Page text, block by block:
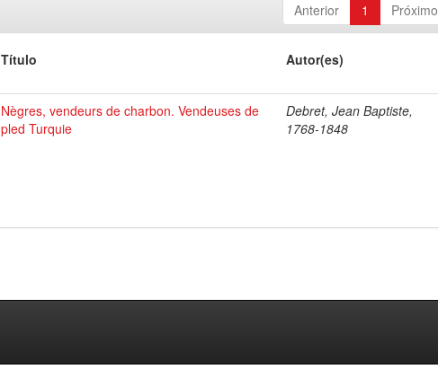
Anterior 1 Próximo
Título Autor(es)
Nègres, vendeurs de charbon. Vendeuses de
pled Turquie
Debret, Jean Baptiste,
1768-1848